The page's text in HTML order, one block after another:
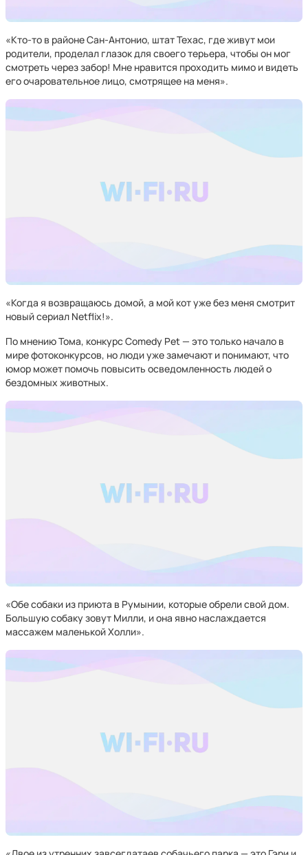
«Кто-то в районе Сан-Антонио, штат Техас, где живут мои
родители, проделал глазок для своего терьера, чтобы он мог
смотреть через забор! Мне нравится проходить мимо и видеть
его очаровательное лицо, смотрящее на меня».
«Когда я возвращаюсь домой, а мой кот уже без меня смотрит
новый сериал Netflix!».
По мнению Тома, конкурс Comedy Pet — это только начало в
мире фотоконкурсов, но люди уже замечают и понимают, что
юмор может помочь повысить осведомленность людей о
бездомных животных.
«Обе собаки из приюта в Румынии, которые обрели свой дом.
Большую собаку зовут Милли, и она явно наслаждается
массажем маленькой Холли».